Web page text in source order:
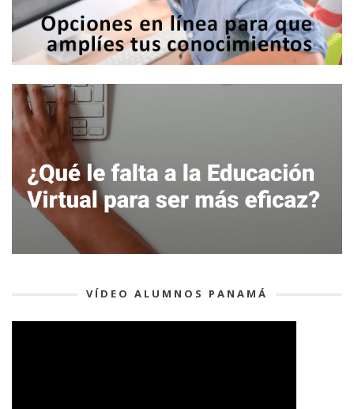
VÍDEO ALUMNOS PANAMÁ